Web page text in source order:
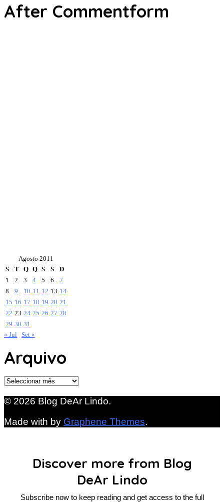
After Commentform
Agosto 2011
S
T Q Q S S
D
1
2 3 4 5 6
7
8
9 10 11 12 13 14
15 16 17 18 19 20 21
22 23 24 25 26 27 28
29 30 31
« Jul
Set »
Arquivo
Arquivo
© 2026 Blog DeAr Lindo.
Made with by Graphene Themes.
Discover more from Blog
DeAr Lindo
Subscribe now to keep reading and get access to the full